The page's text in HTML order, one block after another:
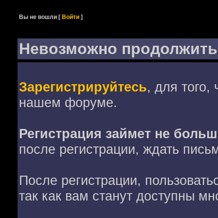
Вы не вошли [Войти ]
Невозможно продолжить
Зарегистрируйтесь, для того,
нашем форуме.
Регистрация займет не
после регистрации, ждать
После регистрации,
так как вам станут доступны